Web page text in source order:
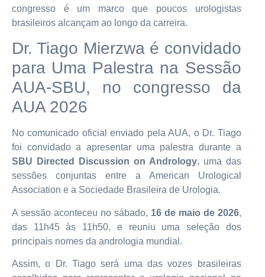
congresso é um marco que poucos urologistas
brasileiros alcançam ao longo da carreira.
Dr. Tiago Mierzwa é convidado
para Uma Palestra na Sessão
AUA-SBU, no congresso da
AUA 2026
No comunicado oficial enviado pela AUA, o Dr. Tiago
foi convidado a apresentar uma palestra durante a
SBU Directed Discussion on Andrology, uma das
sessões conjuntas entre a American Urological
Association e a Sociedade Brasileira de Urologia.
A sessão aconteceu no sábado, 16 de maio de 2026,
das 11h45 às 11h50, e reuniu uma seleção dos
principais nomes da andrologia mundial.
Assim, o Dr. Tiago será uma das vozes brasileiras